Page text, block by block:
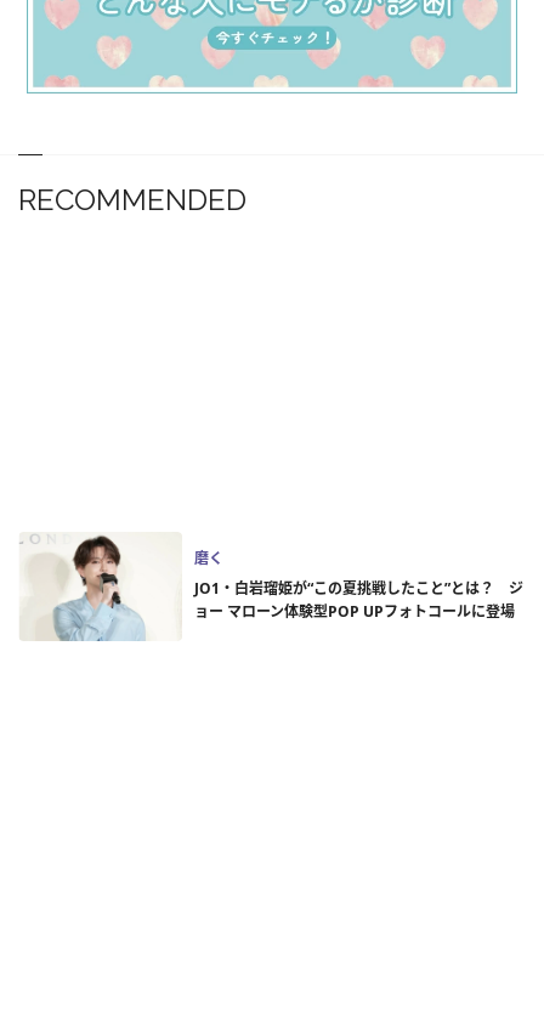
RECOMMENDED
磨く
JO1・白岩瑠姫が“この夏挑戦したこと”とは？ ジ
ョー マローン体験型POP UPフォトコールに登場